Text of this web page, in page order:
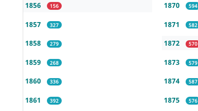
1856 156
1857 327
1858 279
1859 268
1860 336
1861 392
1870 594
1871 582
1872 570
1873 579
1874 587
1875 576